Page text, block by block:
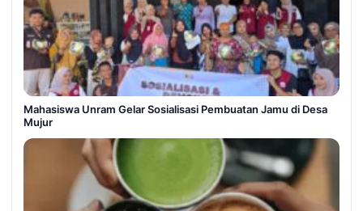
Mahasiswa Unram Gelar Sosialisasi Pembuatan Jamu di Desa
Mujur